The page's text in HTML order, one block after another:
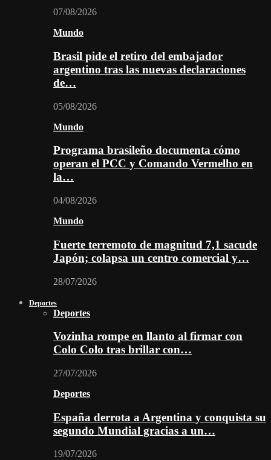
07/08/2026
Mundo
Brasil pide el retiro del embajador
argentino tras las nuevas declaraciones
de…
05/08/2026
Mundo
Programa brasileño documenta cómo
operan el PCC y Comando Vermelho en
la…
04/08/2026
Mundo
Fuerte terremoto de magnitud 7,1 sacude
Japón; colapsa un centro comercial y…
28/07/2026
Deportes
Deportes
Vozinha rompe en llanto al firmar con
Colo Colo tras brillar con…
27/07/2026
Deportes
España derrota a Argentina y conquista su
segundo Mundial gracias a un…
19/07/2026